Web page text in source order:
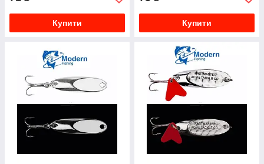
Купити Купити